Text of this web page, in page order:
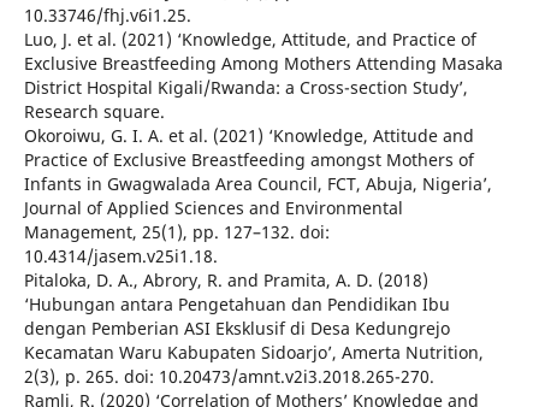
10.33746/fhj.v6i1.25.
Luo, J. et al. (2021) ‘Knowledge, Attitude, and Practice of
Exclusive Breastfeeding Among Mothers Attending Masaka
District Hospital Kigali/Rwanda: a Cross-section Study’,
Research square.
Okoroiwu, G. I. A. et al. (2021) ‘Knowledge, Attitude and
Practice of Exclusive Breastfeeding amongst Mothers of
Infants in Gwagwalada Area Council, FCT, Abuja, Nigeria’,
Journal of Applied Sciences and Environmental
Management, 25(1), pp. 127–132. doi:
10.4314/jasem.v25i1.18.
Pitaloka, D. A., Abrory, R. and Pramita, A. D. (2018)
‘Hubungan antara Pengetahuan dan Pendidikan Ibu
dengan Pemberian ASI Eksklusif di Desa Kedungrejo
Kecamatan Waru Kabupaten Sidoarjo’, Amerta Nutrition,
2(3), p. 265. doi: 10.20473/amnt.v2i3.2018.265-270.
Ramli, R. (2020) ‘Correlation of Mothers’ Knowledge and